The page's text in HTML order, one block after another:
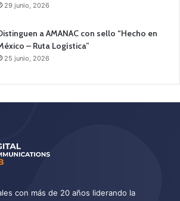
29 junio, 2026
a AMANAC con sello “Hecho en
– Ruta Logística”
25 junio, 2026
con más de 20 años liderando la